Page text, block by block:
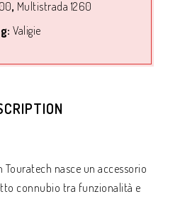
, Multistrada 1260
Valigie
nasce un accessorio
connubio tra funzionalità e